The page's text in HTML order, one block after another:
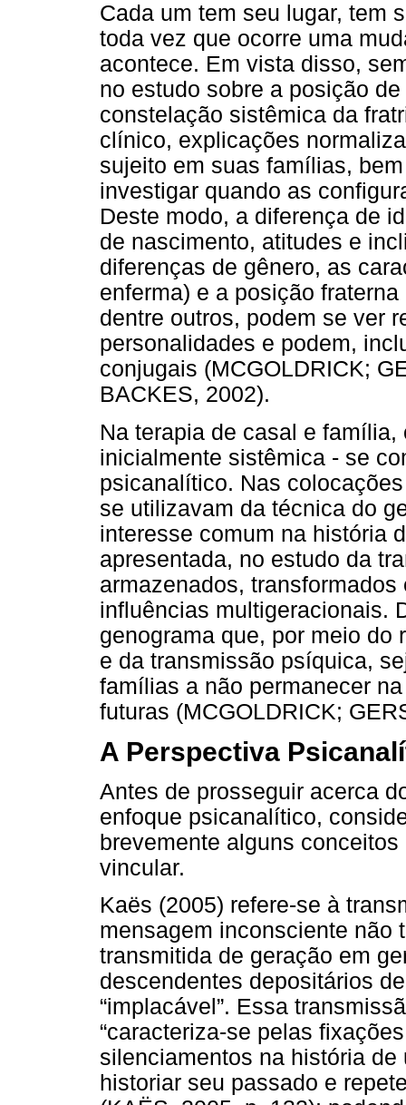
Cada um tem seu lugar, tem
toda vez que ocorre uma
acontece. Em vista disso,
no estudo sobre a posição
constelação sistêmica da
clínico, explicações
sujeito em suas famílias,
investigar quando as
Deste modo, a diferença de
de nascimento, atitudes e
diferenças de gênero, as
enferma) e a posição
dentre outros, podem se ver
personalidades e podem,
conjugais (MCGOLDRICK;
BACKES, 2002).
Na terapia de casal e
inicialmente sistêmica - se
psicanalítico. Nas
se utilizavam da técnica do
interesse comum na história
apresentada, no estudo da
armazenados,
influências multigeracionais.
genograma que, por meio do
e da transmissão psíquica,
famílias a não permanecer
futuras (MCGOLDRICK;
A Perspectiva
Antes de prosseguir acerca
enfoque psicanalítico,
brevemente alguns
vincular.
Kaës (2005) refere-se à
mensagem inconsciente não
transmitida de geração em
descendentes depositários
“implacável”. Essa
“caracteriza-se pelas
silenciamentos na história
historiar seu passado e